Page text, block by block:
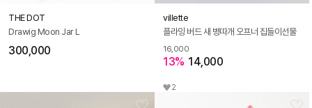
THE DOT
Drawig Moon Jar L
300,000
villette
플라잉 버드 새 병따개 오프너 집들이선물
16,000
13% 14,000
2